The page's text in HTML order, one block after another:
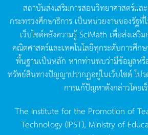
สถาบันส่งเสริมการสอนวิทยาศาสตร์แล
กระทรวงศึกษาธิการ เป็นหน่วยงานของรัฐที่
เว็บไซต์คลังความรู้SciMath เพื่อส่งเสริ
คณิตศาสตร์และเทคโนโลยีทุกระดับการศึก
พื้นฐานเป็นหลัก หากท่านพบว่ามีข้อมูลหรื
ทรัพย์สินทางปัญญาปรากฏอยู่ในเว็บไซต์โป
การแก้ปัญหาดังกล่าวโดยเ
The Institute for the Promotion of
Technology (IPST), Ministry of